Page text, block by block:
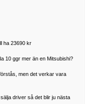
ha 23690 kr
10 ggr mer än en Mitsubishi?
men det verkar vara
driver så det blir ju nästa